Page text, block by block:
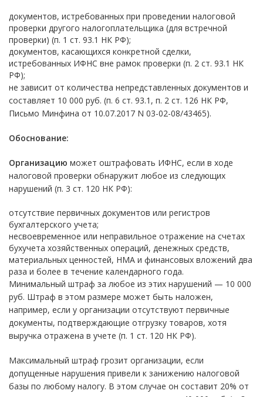
документов, истребованных при проведении налоговой
проверки другого налогоплательщика (для встречной
проверки) (п. 1 ст. 93.1 НК РФ);
документов, касающихся конкретной сделки,
истребованных ИФНС вне рамок проверки (п. 2 ст. 93.1 НК
РФ);
не зависит от количества непредставленных документов и
составляет 10 000 руб. (п. 6 ст. 93.1, п. 2 ст. 126 НК РФ,
Письмо Минфина от 10.07.2017 N 03-02-08/43465).
Обоснование:
Организацию может оштрафовать ИФНС, если в ходе
налоговой проверки обнаружит любое из следующих
нарушений (п. 3 ст. 120 НК РФ):
отсутствие первичных документов или регистров
бухгалтерского учета;
несвоевременное или неправильное отражение на счетах
бухучета хозяйственных операций, денежных средств,
материальных ценностей, НМА и финансовых вложений два
раза и более в течение календарного года.
Минимальный штраф за любое из этих нарушений — 10 000
руб. Штраф в этом размере может быть наложен,
например, если у организации отсутствуют первичные
документы, подтверждающие отгрузку товаров, хотя
выручка отражена в учете (п. 1 ст. 120 НК РФ).
Максимальный штраф грозит организации, если
допущенные нарушения привели к занижению налоговой
базы по любому налогу. В этом случае он составит 20% от